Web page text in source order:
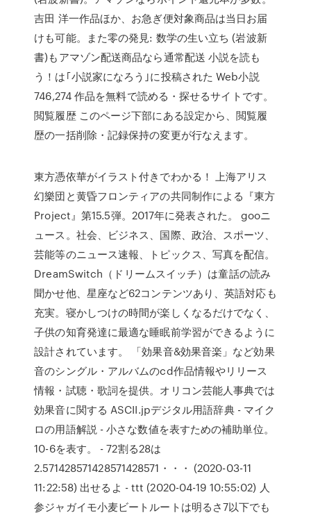
吉田 洋一作品ほか、お急ぎ便対象商品は当日お届
けも可能。また零の発見: 数学の生い立ち (岩波新
書)もアマゾン配送商品なら通常配送 小説を読も
う！は｢小説家になろう｣に投稿された Web小説
746,274 作品を無料で読める・探せるサイトです。
閲覧履歴 このページ下部にある設定から、閲覧履
歴の一括削除・記録保持の変更が行なえます。
東方憑依華がイラスト付きでわかる！ 上海アリス
幻樂団と黄昏フロンティアの共同制作による『東方
Project』第15.5弾。2017年に発表された。 gooニ
ュース。社会、ビジネス、国際、政治、スポーツ、
芸能等のニュース速報、トピックス、写真を配信。
DreamSwitch（ドリームスイッチ）は童話の読み
聞かせ他、星座など62コンテンツあり、英語対応も
充実。寝かしつけの時間が楽しくなるだけでなく、
子供の知育発達に最適な睡眠前学習ができるように
設計されています。 「効果音&効果音楽」など効果
音のシングル・アルバムのcd作品情報やリリース
情報・試聴・歌詞を提供。オリコン芸能人事典では
効果音に関する ASCII.jpデジタル用語辞典 - マイク
ロの用語解説 - 小さな数値を表すための補助単位。
10-6を表す。 - 72割る28は
2.571428571428571428571・・・ (2020-03-11
11:22:58) 出せるよ - ttt (2020-04-19 10:55:02) 人
参ジャガイモ小麦ビートルートは明るさ7以下でも